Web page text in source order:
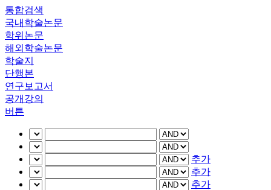
통합검색
국내학술논문
학위논문
해외학술논문
학술지
단행본
연구보고서
공개강의
버튼
추가
추가
추가